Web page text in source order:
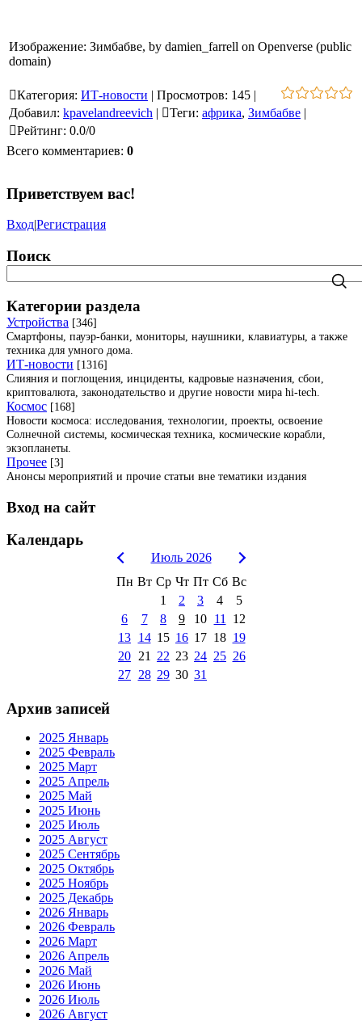
Изображение: Зимбабве, by damien_farrell on Openverse (public
domain)
Категория: ИТ-новости | Просмотров: 145 |
Добавил: kpavelandreevich | Теги: африка, Зимбабве |
Рейтинг: 0.0/0
Всего комментариев: 0
Приветствуем вас!
Вход|Регистрация
Поиск
Категории раздела
Устройства [346]
Смартфоны, пауэр-банки, мониторы, наушники, клавиатуры, а также
техника для умного дома.
ИТ-новости [1316]
Слияния и поглощения, инциденты, кадровые назначения, сбои,
криптовалюта, законодательство и другие новости мира hi-tech.
Космос [168]
Новости космоса: исследования, технологии, проекты, освоение
Солнечной системы, космическая техника, космические корабли,
экзопланеты.
Прочее [3]
Анонсы мероприятий и прочие статьи вне тематики издания
Вход на сайт
Календарь
Июль 2026
Пн Вт Ср Чт Пт Сб Вс
1
2 3 4
5
6
7 8 9 10 11
12
13 14 15 16 17 18 19
20 21 22 23 24 25 26
27 28 29 30 31
Архив записей
2025 Январь
2025 Февраль
2025 Март
2025 Апрель
2025 Май
2025 Июнь
2025 Июль
2025 Август
2025 Сентябрь
2025 Октябрь
2025 Ноябрь
2025 Декабрь
2026 Январь
2026 Февраль
2026 Март
2026 Апрель
2026 Май
2026 Июнь
2026 Июль
2026 Август